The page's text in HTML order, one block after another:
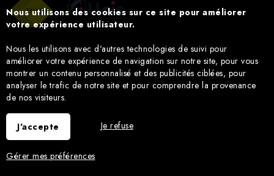
Nous utilisons des cookies sur ce site pour améliorer
votre expérience utilisateur.
Nous les utilisons avec d'autres technologies de suivi pour
améliorer votre expérience de navigation sur notre site, pour vous
montrer un contenu personnalisé et des publicités ciblées, pour
analyser le trafic de notre site et pour comprendre la provenance
de nos visiteurs.
J'accepte Je refuse
Gérer mes préférences